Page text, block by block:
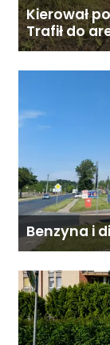
Kierował
Trafił do
Benzyna i